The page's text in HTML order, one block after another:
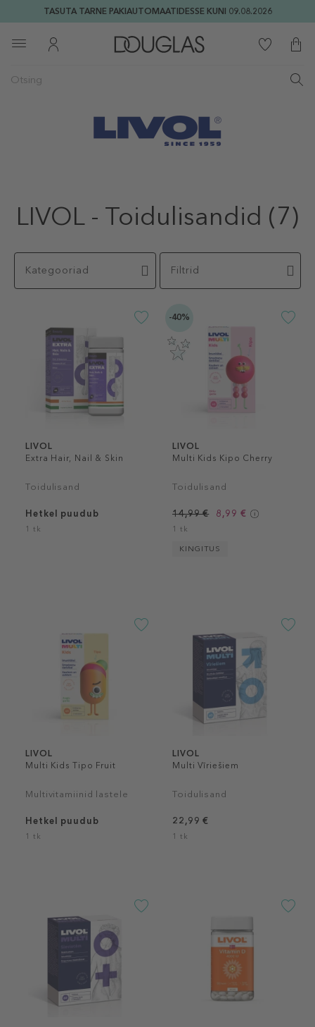
TASUTA TARNE PAKIAUTOMAATIDESSE KUNI 09.08.2026
LIVOL - Toidulisandid (7)
Kategooriad Filtrid
LIVOL
Extra Hair, Nail & Skin
Toidulisand
Hetkel puudub
1 tk
-40%
LIVOL
Multi Kids Kipo Cherry
Toidulisand
14,99 € 8,99 €
1 tk
KINGITUS
LIVOL
Multi Kids Tipo Fruit
Multivitamiinid lastele
Hetkel puudub
1 tk
LIVOL
Multi Vīriešiem
Toidulisand
22,99 €
1 tk